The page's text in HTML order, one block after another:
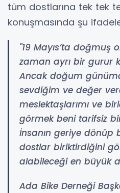
tüm dostlarına tek tek
konuşmasında şu
"19 Mayıs’ta
zaman ayrı bir gurur
Ancak doğum
sevdiğim ve değer
meslektaşlarımı ve
görmek beni tarifsiz
İnsanın geriye dönüp
dostlar biriktirdiğini
alabileceği en büyük
Ada Bike Derneği